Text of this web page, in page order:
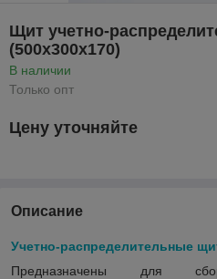
Щит учетно-
(500х300х170)
В наличии
Только опт
Цену уточняйте
Описание
Учетно-распределительные
Предназначены для